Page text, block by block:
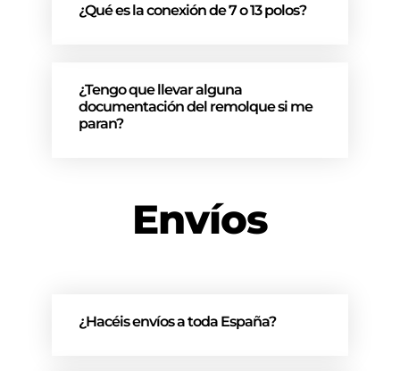
¿Qué es la conexión de 7 o 13 polos?
¿Tengo que llevar alguna
documentación del remolque si me
paran?
Envíos
¿Hacéis envíos a toda España?